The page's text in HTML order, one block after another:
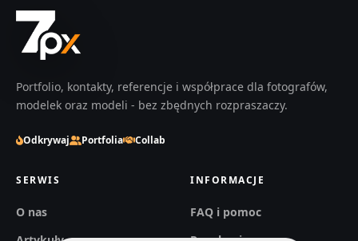
Portfolio, kontakty, referencje i współprace dla fotografów,
modelek oraz modeli - bez zbędnych rozpraszaczy.
Odkrywaj Portfolia Collab
SERWIS
O nas
INFORMACJE
FAQ i pomoc